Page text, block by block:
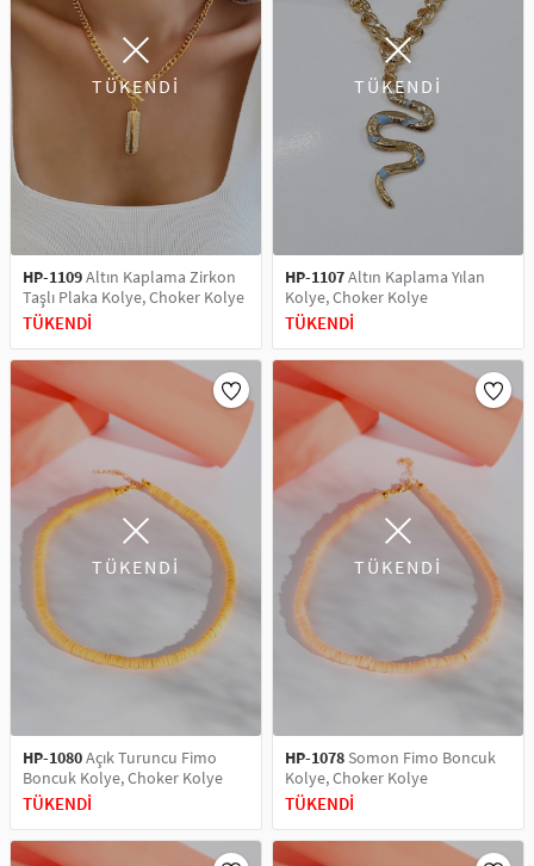
TÜKENDİ
HP-1109Altın Kaplama Zirkon
Taşlı Plaka Kolye, Choker Kolye
TÜKENDİ
TÜKENDİ
HP-1107Altın Kaplama Yılan
Kolye, Choker Kolye
TÜKENDİ
TÜKENDİ
HP-1080Açık Turuncu Fimo
Boncuk Kolye, Choker Kolye
TÜKENDİ
TÜKENDİ
HP-1078 Somon Fimo Boncuk
Kolye, Choker Kolye
TÜKENDİ